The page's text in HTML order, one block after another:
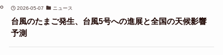
2026-05-07 ニュース
台風のたまご発生、台風5号への進展と全国の天候影響
予測